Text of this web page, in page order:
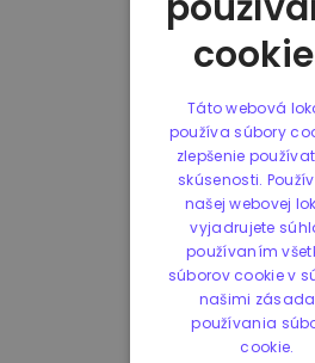
Táto webová
používa súbory
zlepšenie
skúsenosti.
našej webovej
vyjadrujete
používaním
súborov cookie v
našimi
používania
cookie.